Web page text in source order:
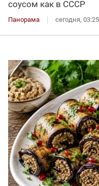
соусом как в СССР
Панорама сегодня, 03:25